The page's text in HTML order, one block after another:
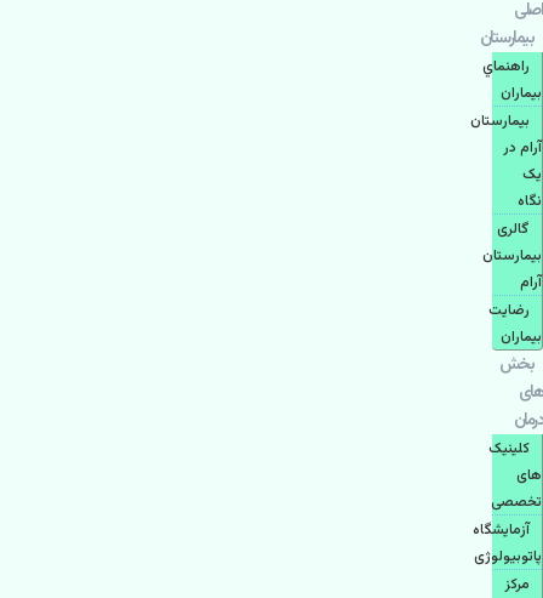
اصلی
بيمارستان
راهنماي
بیماران
بیمارستان
آرام در
یک
نگاه
گالری
بیمارستان
آرام
رضایت
بیماران
بخش
های
درمان
کلینیک
های
تخصصی
آزمایشگاه
پاتوبیولوژی
مرکز